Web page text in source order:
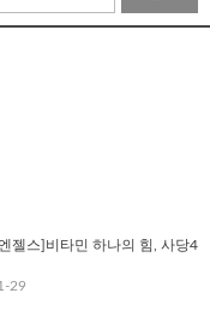
젤스]비타민 하나의 힘, 사당4
29